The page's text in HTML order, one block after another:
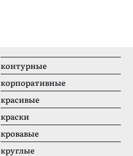
контурные
корпоративные
красивые
краски
кровавые
круглые